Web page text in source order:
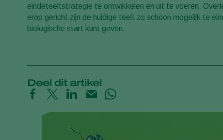
eindeteeltstrategie te ontwikkelen en uit te voeren.
erop gericht zijn de huidige teelt zo schoon mogelijk te
biologische start kunt geven.
Deel dit artikel